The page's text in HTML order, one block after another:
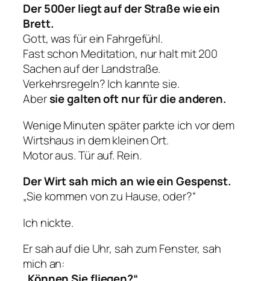
Der 500er liegt auf der Straße wie ein
Brett.
Gott, was für ein Fahrgefühl.
Fast schon Meditation, nur halt mit 200
Sachen auf der Landstraße.
Verkehrsregeln? Ich kannte sie.
Abersie galten oft nur für die anderen.
Wenige Minuten später parkte ich vor dem
Wirtshaus in dem kleinen Ort.
Motor aus. Tür auf. Rein.
Der Wirt sah mich an wie ein Gespenst.
„Sie kommen von zu Hause, oder?“
Ich nickte.
Er sah auf die Uhr, sah zum Fenster, sah
mich an: